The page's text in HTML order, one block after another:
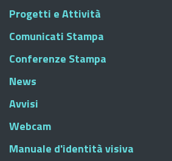
Progetti e Attività
Comunicati Stampa
Conferenze Stampa
News
Avvisi
Webcam
Manuale d'identità visiva